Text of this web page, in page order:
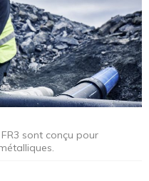
sont conçu pour